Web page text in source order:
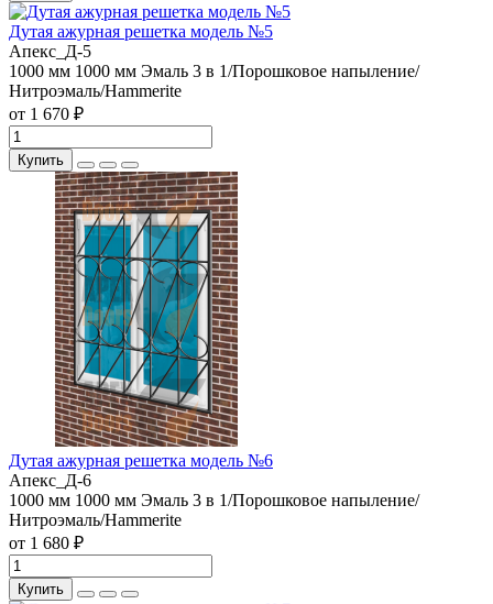
Дутая ажурная решетка модель №5
Апекс_Д-5
1000 мм 1000 мм Эмаль 3 в 1/Порошковое напыление/
Нитроэмаль/Hammerite
от 1 670 ₽
Купить
Дутая ажурная решетка модель №6
Апекс_Д-6
1000 мм 1000 мм Эмаль 3 в 1/Порошковое напыление/
Нитроэмаль/Hammerite
от 1 680 ₽
Купить